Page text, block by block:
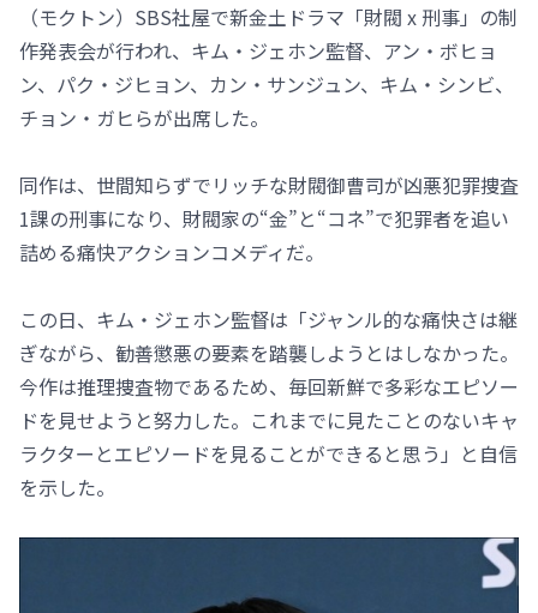
（モクトン）SBS社屋で新金土ドラマ「財閥 x 刑事」の制
作発表会が行われ、キム・ジェホン監督、アン・ボヒョ
ン、パク・ジヒョン、カン・サンジュン、キム・シンビ、
チョン・ガヒらが出席した。
同作は、世間知らずでリッチな財閥御曹司が凶悪犯罪捜査
1課の刑事になり、財閥家の“金”と“コネ”で犯罪者を追い
詰める痛快アクションコメディだ。
この日、キム・ジェホン監督は「ジャンル的な痛快さは継
ぎながら、勧善懲悪の要素を踏襲しようとはしなかった。
今作は推理捜査物であるため、毎回新鮮で多彩なエピソー
ドを見せようと努力した。これまでに見たことのないキャ
ラクターとエピソードを見ることができると思う」と自信
を示した。